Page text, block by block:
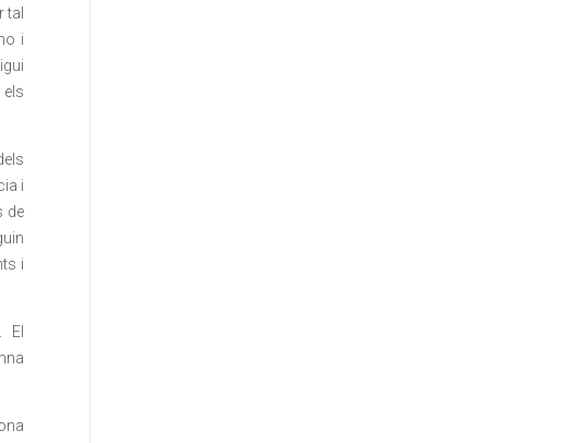
tal
i
els
i
de
i
El